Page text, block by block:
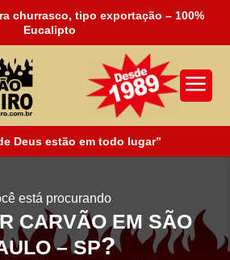
churrasco, tipo exportação – 100%
Eucalipto
a
Deus estão em todo lugar”
está procurando
CARVÃO EM SÃO
– SP?